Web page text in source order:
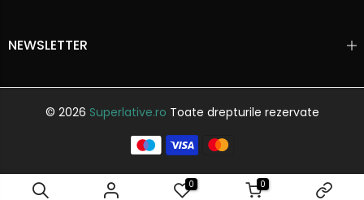
NEWSLETTER
© 2026 Superlative.ro Toate drepturile rezervate
0 0